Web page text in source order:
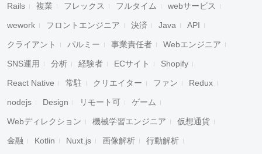
Rails 複業 フレックス フルタイム webサービス
wework フロントエンジニア 決済 Java API
クライアント パルミー 事業責任者 Webエンジニア
SNS運用 分析 経験者 ECサイト Shopify
React Native 常駐 クリエイター ファン Redux
nodejs Design リモート可 ゲーム
Webディレクション 機械学習エンジニア 仮想通貨
金融 Kotlin Nuxt.js 画像解析 行動解析